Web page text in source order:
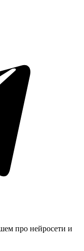
про нейросети и